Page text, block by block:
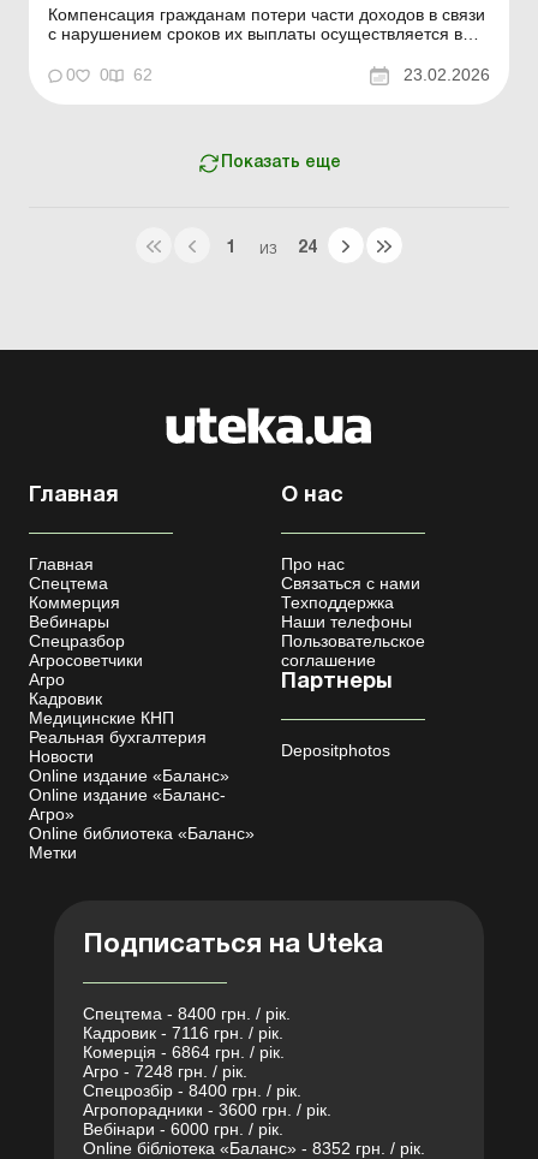
Компенсация гражданам потери части доходов в связи
с нарушением сроков их выплаты осуществляется в
календарных месяцев в соответствии с Порядком,
утвержденным постановлением КМУ от 21.02.2001 №
0 0 62 23.02.2026
Показать еще
1 ИЗ 24
Главная
Главная
Спецтема
Коммерция
Вебинары
Спецразбор
Агросоветчики
Агро
Кадровик
Медицинские КНП
Реальная бухгалтерия
Новости
Online издание «Баланс»
Online издание «Баланс-
Агро»
Online библиотека «Баланс»
Метки
О нас
Про нас
Связаться с нами
Техподдержка
Наши телефоны
Пользовательское
соглашение
Партнеры
Depositphotos
Подписаться на Uteka
Спецтема - 8400 грн. / рік.
Кадровик - 7116 грн. / рік.
Комерція - 6864 грн. / рік.
Агро - 7248 грн. / рік.
Спецрозбір - 8400 грн. / рік.
Агропорадники - 3600 грн. / рік.
Вебінари - 6000 грн. / рік.
Online бібліотека «Баланс» - 8352 грн. / рік.